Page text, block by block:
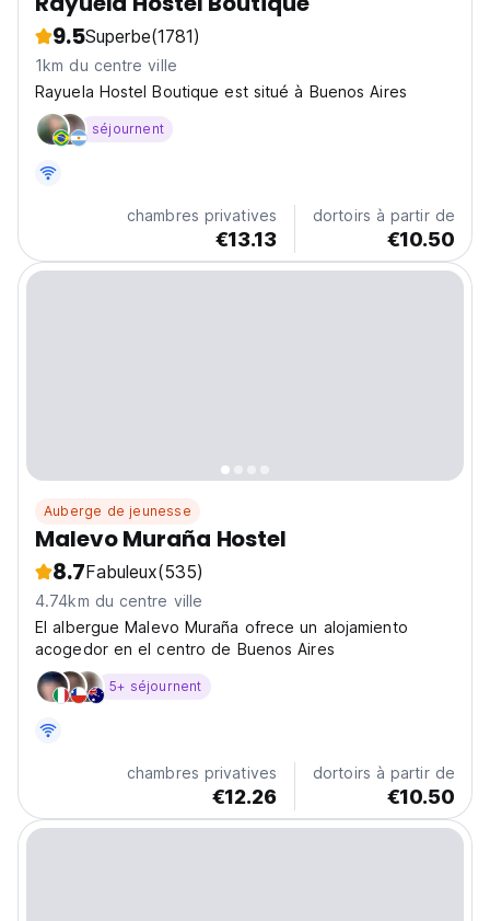
9.5Superbe(1781)
1km du centre ville
Rayuela Hostel Boutique est situé à Buenos Aires
séjournent
chambres privatives
€13.13
dortoirs à partir de
€10.50
Auberge de jeunesse
Malevo Muraña Hostel
8.7Fabuleux(535)
4.74km du centre ville
El albergue Malevo Muraña ofrece un alojamiento
acogedor en el centro de Buenos Aires
5+ séjournent
chambres privatives
€12.26
dortoirs à partir de
€10.50